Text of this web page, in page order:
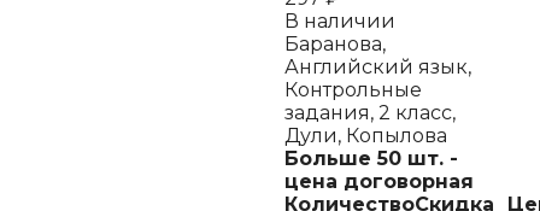
В наличии
Баранова,
Английский язык,
Контрольные
задания, 2 класс,
Дули, Копылова
Больше 50 шт. -
цена договорная
КоличествоСкидка